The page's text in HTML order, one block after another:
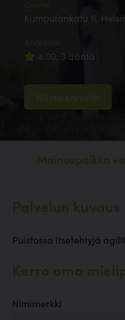
Kumpulankatu 6,
4.00, 3 ääntä
Näytä kartalla
Mainospaikka
Palvelun kuvaus
Puistossa itsetehtyjä
Kerro oma
Nimimerkki